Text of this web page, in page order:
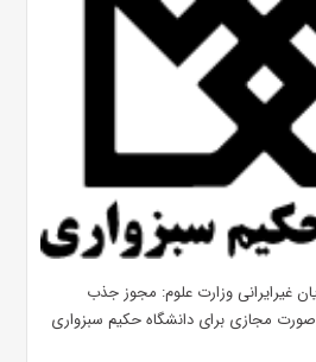
غیرایرانی وزارت علوم: مجوز جذب
مجازی برای دانشگاه حکیم سبزواری